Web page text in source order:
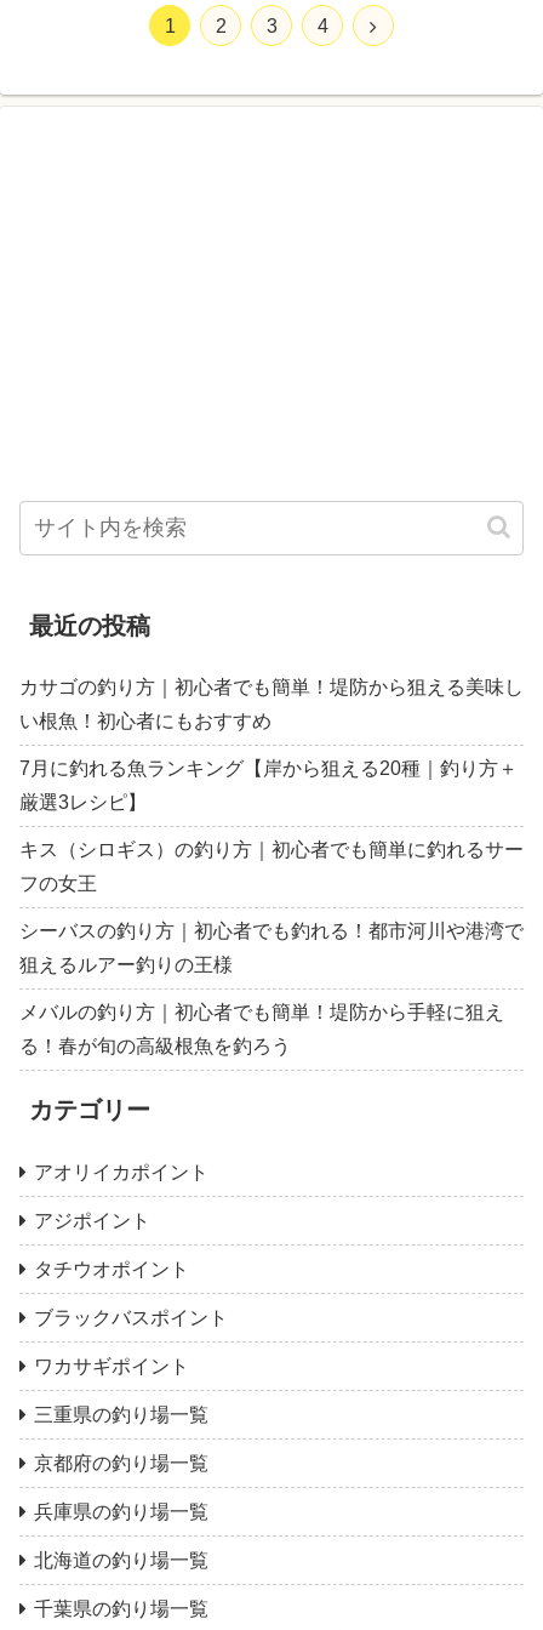
1 2 3 4
最近の投稿
カサゴの釣り方｜初心者でも簡単！堤防から狙える美味し
い根魚！初心者にもおすすめ
7月に釣れる魚ランキング【岸から狙える20種｜釣り方＋
厳選3レシピ】
キス（シロギス）の釣り方｜初心者でも簡単に釣れるサー
フの女王
シーバスの釣り方｜初心者でも釣れる！都市河川や港湾で
狙えるルアー釣りの王様
メバルの釣り方｜初心者でも簡単！堤防から手軽に狙え
る！春が旬の高級根魚を釣ろう
カテゴリー
アオリイカポイント
アジポイント
タチウオポイント
ブラックバスポイント
ワカサギポイント
三重県の釣り場一覧
京都府の釣り場一覧
兵庫県の釣り場一覧
北海道の釣り場一覧
千葉県の釣り場一覧